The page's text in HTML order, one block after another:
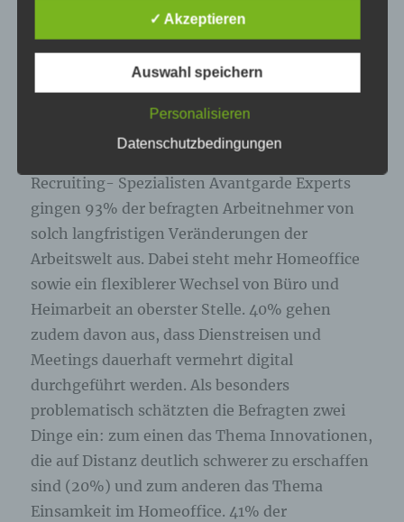
Dass die Corona Pandemie die Arbeitswelt
langfristig verändert, wird immer
Recruiting- Spezialisten Avantgarde Experts
gingen 93% der befragten Arbeitnehmer von
solch langfristigen Veränderungen der
Arbeitswelt aus. Dabei steht mehr Homeoffice
sowie ein flexiblerer Wechsel von Büro und
Heimarbeit an oberster Stelle. 40% gehen
zudem davon aus, dass Dienstreisen und
Meetings dauerhaft vermehrt digital
durchgeführt werden. Als besonders
problematisch schätzten die Befragten zwei
Dinge ein: zum einen das Thema Innovationen,
die auf Distanz deutlich schwerer zu erschaffen
sind (20%) und zum anderen das Thema
Einsamkeit im Homeoffice. 41% der
Datenschutzgesetze und anderer Bestimmungen
mit datenschutzrechtlichem Charakter ist die:
Cookies / SessionStorage / LocalStorage
Die Internetseiten verwenden teilweise so
SessionStorage. Dies dient dazu, unser Angebot
machen. Local Storage und SessionStorage ist
eine Technologie, mit welcher ihr Browser Daten
auf Ihrem Computer oder mobilen Gerät
abspeichert. Cookies sind Textdateien, welche
über einen Internetbrowser auf einem
Computersystem abgelegt und gespeichert
werden. Sie können die Verwendung von Cookies,
LocalStorage und SessionStorage durch
entsprechende Einstellung in Ihrem Browser
verhindern.
Zahlreiche Internetseiten und Server verwenden
Cookies. Viele Cookies enthalten eine sogenannte
Cookie-ID. Eine Cookie-ID ist eine eindeutige
Kennung des Cookies. Sie besteht aus einer
Zeichenfolge, durch welche Internetseiten und
Server dem konkreten Internetbrowser zugeordnet
werden können, in dem das Cookie gespeichert
wurde. Dies ermöglicht es den besuchten
Internetseiten und Servern, den individuellen
✓ Akzeptieren
Auswahl speichern
Personalisieren
Datenschutzbedingungen